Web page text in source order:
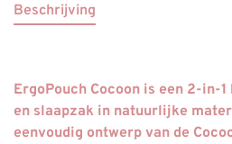
Beschrijving
ErgoPouch Cocoon is een 2-in-
en slaapzak in natuurlijke
eenvoudig ontwerp van de